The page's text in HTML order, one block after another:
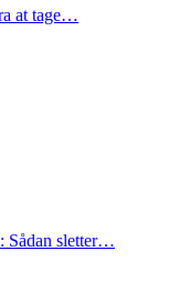
at tage…
Sådan sletter…